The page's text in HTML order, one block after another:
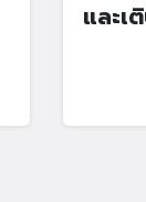
และเ